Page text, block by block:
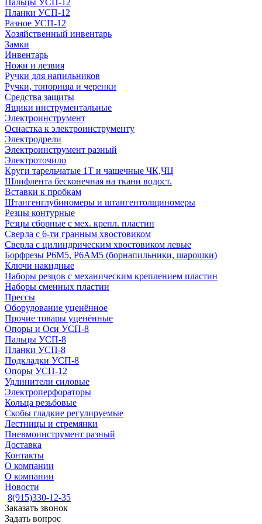
Пальцы УСП-12
Планки УСП-12
Разное УСП-12
Хозяйственный инвентарь
Замки
Инвентарь
Ножи и лезвия
Ручки для напильников
Ручки, топорища и черенки
Средства защиты
Ящики инструментальные
Электроинструмент
Оснастка к электроинструменту
Электродрели
Электроинструмент разный
Электроточило
Круги тарельчатые 1Т и чашечные ЧК,ЧЦ
Шлифлента бесконечная на ткани водост.
Вставки к пробкам
Штангенглубиномеры и штангентолщиномеры
Резцы контурные
Резцы сборные с мех. крепл. пластин
Сверла с 6-ти гранным хвостовиком
Сверла с цилиндрическим хвостовиком левые
Борфрезы Р6М5, Р6АМ5 (борнапильники, шарошки)
Ключи накидные
Наборы резцов с механическим креплением пластин
Наборы сменных пластин
Прессы
Оборудование уценённое
Прочие товары уценённые
Опоры и Оси УСП-8
Пальцы УСП-8
Планки УСП-8
Подкладки УСП-8
Опоры УСП-12
Удлинители силовые
Электроперфораторы
Кольца резьбовые
Скобы гладкие регулируемые
Лестницы и стремянки
Пневмоинструмент разный
Доставка
Контакты
О компании
О компании
Новости
8(915)330-12-35
Заказать звонок
Задать вопрос